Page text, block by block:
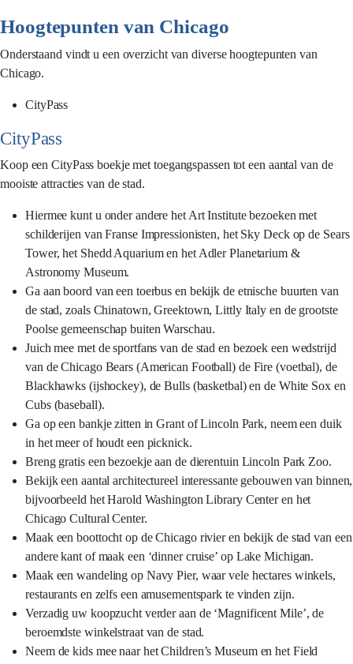
Hoogtepunten van Chicago
Onderstaand vindt u een overzicht van diverse hoogtepunten van
Chicago.
CityPass
CityPass
Koop een CityPass boekje met toegangspassen tot een aantal van de
mooiste attracties van de stad.
Hiermee kunt u onder andere het Art Institute bezoeken met
schilderijen van Franse Impressionisten, het Sky Deck op de Sears
Tower, het Shedd Aquarium en het Adler Planetarium &
Astronomy Museum.
Ga aan boord van een toerbus en bekijk de etnische buurten van
de stad, zoals Chinatown, Greektown, Littly Italy en de grootste
Poolse gemeenschap buiten Warschau.
Juich mee met de sportfans van de stad en bezoek een wedstrijd
van de Chicago Bears (American Football) de Fire (voetbal), de
Blackhawks (ijshockey), de Bulls (basketbal) en de White Sox en
Cubs (baseball).
Ga op een bankje zitten in Grant of Lincoln Park, neem een duik
in het meer of houdt een picknick.
Breng gratis een bezoekje aan de dierentuin Lincoln Park Zoo.
Bekijk een aantal architectureel interessante gebouwen van binnen,
bijvoorbeeld het Harold Washington Library Center en het
Chicago Cultural Center.
Maak een boottocht op de Chicago rivier en bekijk de stad van een
andere kant of maak een ‘dinner cruise’ op Lake Michigan.
Maak een wandeling op Navy Pier, waar vele hectares winkels,
restaurants en zelfs een amusementspark te vinden zijn.
Verzadig uw koopzucht verder aan de ‘Magnificent Mile’, de
beroemdste winkelstraat van de stad.
Neem de kids mee naar het Children’s Museum en het Field